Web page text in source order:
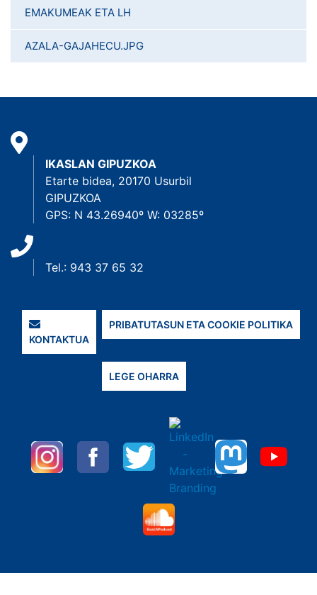
EMAKUMEAK ETA LH
AZALA-GAJAHECU.JPG
IKASLAN GIPUZKOA
Etarte bidea, 20170 Usurbil
GIPUZKOA
GPS: N 43.26940º W: 03285º
Tel.: 943 37 65 32
KONTAKTUA
PRIBATUTASUN ETA COOKIE POLITIKA
LEGE OHARRA